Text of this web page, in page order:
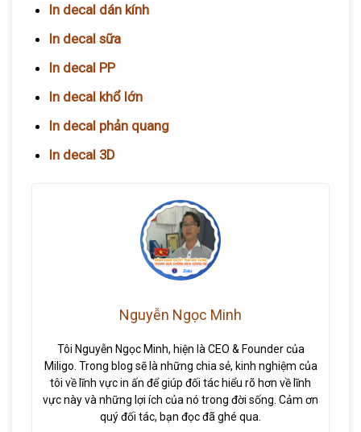
In decal dán kính
In decal sữa
In decal PP
In decal khổ lớn
In decal phản quang
In decal 3D
Nguyễn Ngọc Minh
Tôi Nguyễn Ngọc Minh, hiện là CEO & Founder của
Miligo. Trong blog sẽ là những chia sẻ, kinh nghiệm của
tôi về lĩnh vực in ấn để giúp đối tác hiểu rõ hơn về lĩnh
vực này và những lợi ích của nó trong đời sống. Cảm ơn
quý đối tác, bạn đọc đã ghé qua.